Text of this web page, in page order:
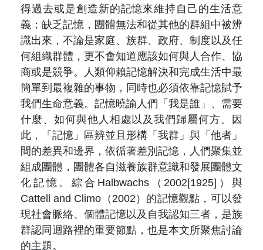
得過去或是創造新的記憶來維持自己的生活意
義；缺乏記憶，團體無法和從其他的群組中被辨
識出來，不論是家庭、族群、政府、制度以及任
何組織群體，更不會知道應該如何與人合作、協
商或是競爭。人類仰賴記憶解決和完成生活中最
簡單到最複雜的事物，同時也必須依靠記憶賦予
我們生命意義。記憶曉諭人們「我是誰」、需要
什麼、如何與他人相處以及我們歸屬何方。因
此，「記憶」區辨並且形構「我群」與「他者」
間的差異和邊界，依循著差別記憶，人們聚集並
組成團體，團體各自滋養族群意識和發展團體文
化記憶。綜合Halbwachs（2002[1925]）與
Cattell and Climo（2002）的記憶觀點，可以發
現社會脈絡、個體記憶以及自我認知三者，是族
群認同迴路裡的重要節點，也是本文所聚焦討論
的主題。